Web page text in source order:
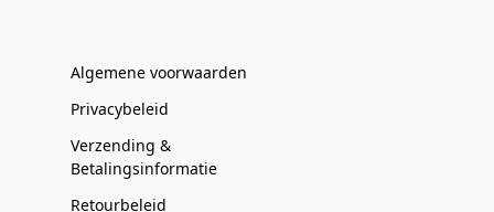
Algemene voorwaarden
Privacybeleid
Verzending &
Betalingsinformatie
Retourbeleid